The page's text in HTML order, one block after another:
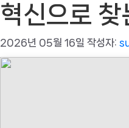
혁신으로 찾
2026년 05월 16일 작성자: